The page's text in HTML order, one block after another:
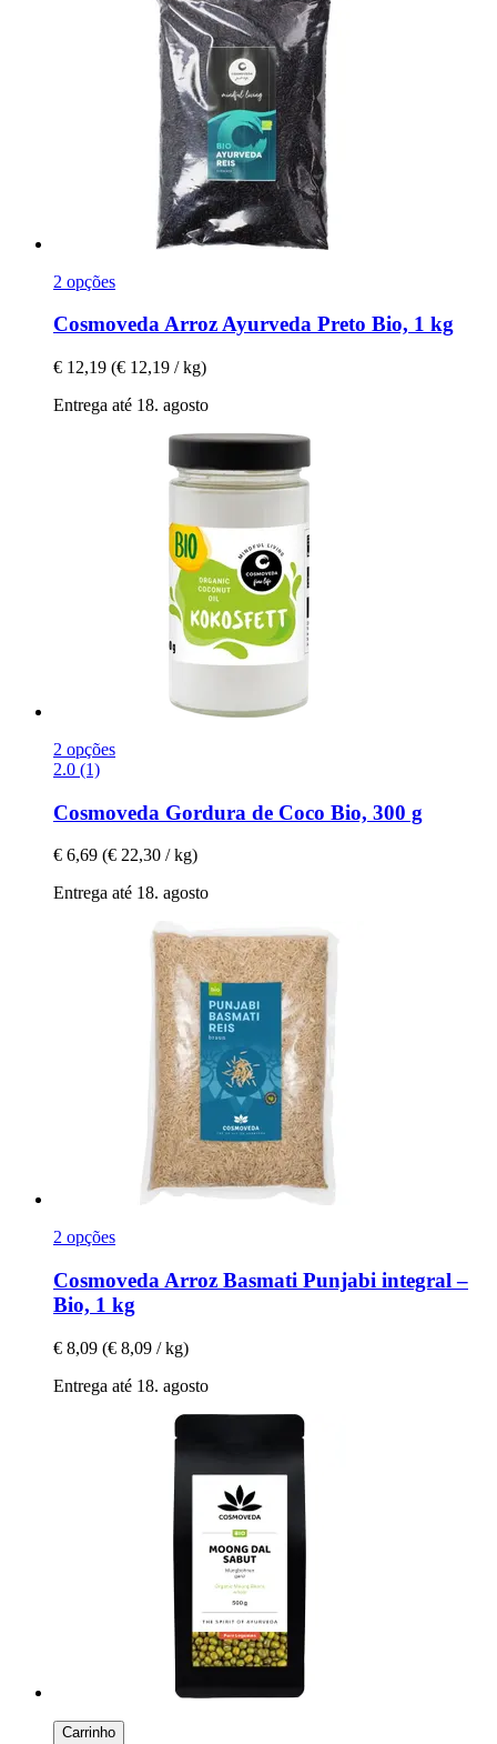
2 opções
CosmovedaArroz Ayurveda Preto Bio, 1 kg
€ 12,19 (€ 12,19 / kg)
Entrega até 18. agosto
2 opções
2.0 (1)
Cosmoveda Gordura de Coco Bio, 300 g
€ 6,69 (€ 22,30 / kg)
Entrega até 18. agosto
2 opções
Cosmoveda Arroz Basmati Punjabi integral –
Bio, 1 kg
€ 8,09 (€ 8,09 / kg)
Entrega até 18. agosto
Carrinho